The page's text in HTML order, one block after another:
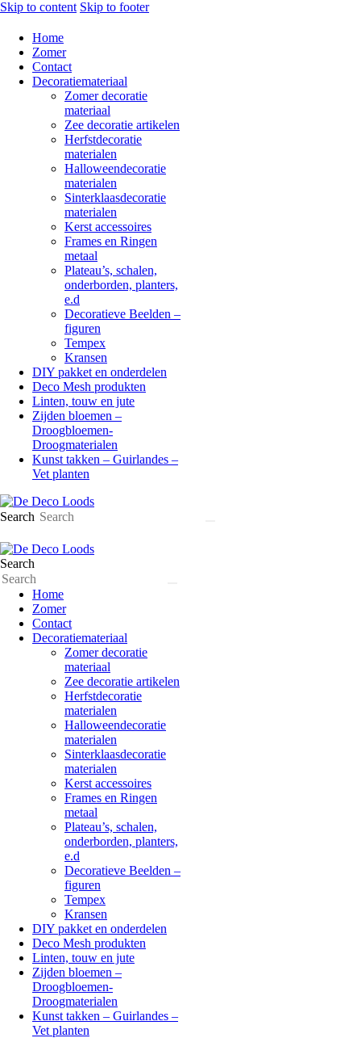
Skip to content Skip to footer
Home
Zomer
Contact
Decoratiemateriaal
Zomer decoratie
materiaal
Zee decoratie artikelen
Herfstdecoratie
materialen
Halloweendecoratie
materialen
Sinterklaasdecoratie
materialen
Kerst accessoires
Frames en Ringen
metaal
Plateau’s, schalen,
onderborden, planters,
e.d
Decoratieve Beelden –
figuren
Tempex
Kransen
DIY pakket en onderdelen
Deco Mesh produkten
Linten, touw en jute
Zijden bloemen –
Droogbloemen-
Droogmaterialen
Kunst takken – Guirlandes –
Vet planten
Search
Search
Home
Zomer
Contact
Decoratiemateriaal
Zomer decoratie
materiaal
Zee decoratie artikelen
Herfstdecoratie
materialen
Halloweendecoratie
materialen
Sinterklaasdecoratie
materialen
Kerst accessoires
Frames en Ringen
metaal
Plateau’s, schalen,
onderborden, planters,
e.d
Decoratieve Beelden –
figuren
Tempex
Kransen
DIY pakket en onderdelen
Deco Mesh produkten
Linten, touw en jute
Zijden bloemen –
Droogbloemen-
Droogmaterialen
Kunst takken – Guirlandes –
Vet planten